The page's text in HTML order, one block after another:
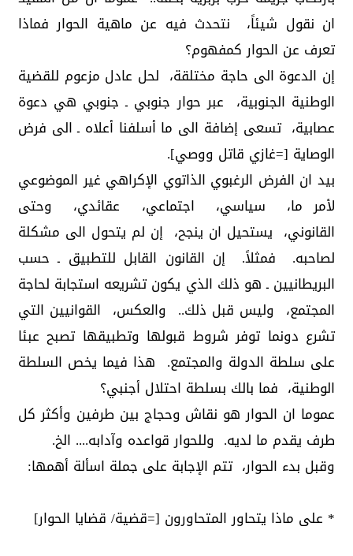
ان نقول شيئاً، نتحدث فيه عن ماهية الحوار فماذا
تعرف عن الحوار كمفهوم؟
إن الدعوة الى حاجة مختلقة، لحل عادل مزعوم للقضية
الوطنية الجنوبية، عبر حوار جنوبي ـ جنوبي هي دعوة
عصابية، تسعى إضافة الى ما أسلفنا أعلاه ـ الى فرض
الوصاية [=غازي قاتل ووصي].
بيد ان الفرض الرغبوي الذاتوي الإكراهي غير الموضوعي
لأمر ما، سياسي، اجتماعي، عقائدي، وحتى
القانوني، يستحيل ان ينجح، إن لم يتحول الى مشكلة
لصاحبه. فمثلاً. إن القانون القابل للتطبيق ـ حسب
البريطانيين ـ هو ذلك الذي يكون تشريعه استجابة لحاجة
المجتمع، وليس قبل ذلك.. والعكس، القوانيين التي
تشرع دونما توفر شروط قبولها وتطبيقها تصبح عبئا
على سلطة الدولة والمجتمع. هذا فيما يخص السلطة
الوطنية، فما بالك بسلطة احتلال أجنبي؟
عموما ان الحوار هو نقاش وحجاج بين طرفين وأكثر كل
طرف يقدم ما لديه. وللحوار قواعده وآدابه.... الخ.
وقبل بدء الحوار، تتم الإجابة على جملة اسألة أهمها:
* على ماذا يتحاور المتحاورون [=قضية/ قضايا الحوار]